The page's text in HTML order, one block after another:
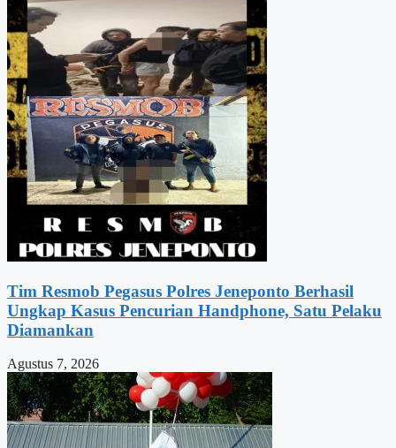
Tim Resmob Pegasus Polres Jeneponto Berhasil
Ungkap Kasus Pencurian Handphone, Satu Pelaku
Diamankan
Agustus 7, 2026